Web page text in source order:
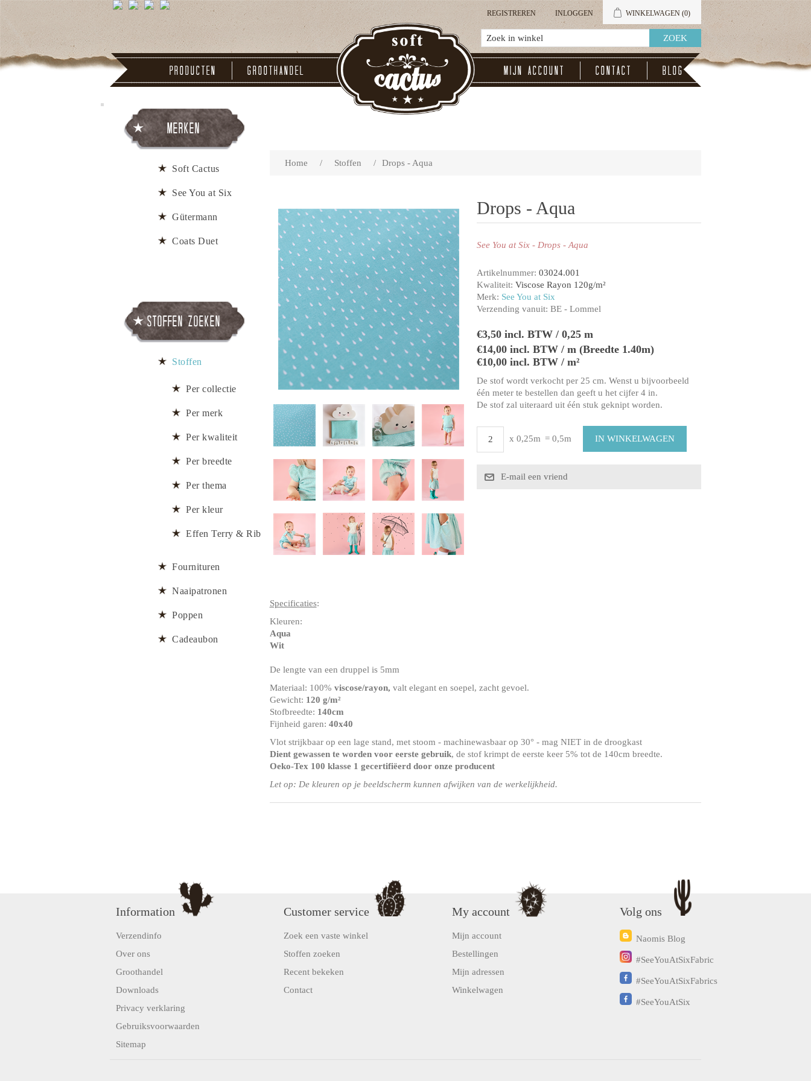
REGISTREREN INLOGGEN WINKELWAGEN (0)
Producten Groothandel Mijn account Contact Blog
Home / Stoffen / Drops - Aqua
Drops - Aqua
See You at Six - Drops - Aqua
Artikelnummer: 03024.001
Kwaliteit: Viscose Rayon 120g/m²
Merk: See You at Six
Verzending vanuit: BE - Lommel
€3,50 incl. BTW / 0,25 m
€14,00 incl. BTW / m (Breedte 1.40m)
€10,00 incl. BTW / m²
De stof wordt verkocht per 25 cm. Wenst u bijvoorbeeld
één meter te bestellen dan geeft u het cijfer 4 in.
De stof zal uiteraard uit één stuk geknipt worden.
x 0,25m = 0,5m
Specificaties:
Kleuren:
Aqua
Wit
De lengte van een druppel is 5mm
Materiaal: 100% viscose/rayon, valt elegant en soepel, zacht gevoel.
Gewicht: 120 g/m²
Stofbreedte: 140cm
Fijnheid garen: 40x40
Vlot strijkbaar op een lage stand, met stoom - machinewasbaar op 30° - mag NIET in de droogkast
Dient gewassen te worden voor eerste gebruik, de stof krimpt de eerste keer 5% tot de 140cm breedte.
Oeko-Tex 100 klasse 1 gecertifiëerd door onze producent
Let op: De kleuren op je beeldscherm kunnen afwijken van de werkelijkheid.
Merken
Soft Cactus
See You at Six
Gütermann
Coats Duet
Stoffen zoeken
Stoffen
Per collectie
Per merk
Per kwaliteit
Per breedte
Per thema
Per kleur
Effen Terry & Rib
Fournituren
Naaipatronen
Poppen
Cadeaubon
Information
Verzendinfo
Over ons
Groothandel
Downloads
Privacy verklaring
Gebruiksvoorwaarden
Sitemap
Customer service
Zoek een vaste winkel
Stoffen zoeken
Recent bekeken
Contact
My account
Mijn account
Bestellingen
Mijn adressen
Winkelwagen
Volg ons
Naomis Blog
#SeeYouAtSixFabric
#SeeYouAtSixFabrics
#SeeYouAtSix